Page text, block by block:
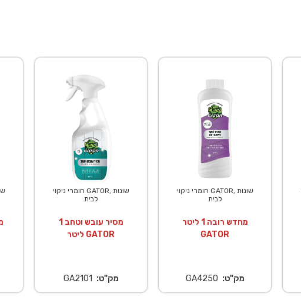
חומרי ניקוי GATOR, שונות
לבית
מחדש רובה 1 ליטר
GATOR
מק"ט: GA4250
חומרי ניקוי GATOR, שונות
לבית
מסיר עובש וטחב 1
ליטר GATOR
מק"ט: GA2101